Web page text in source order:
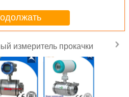
измеритель прокачки